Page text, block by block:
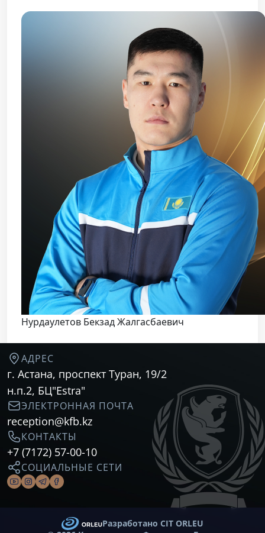
Нурдаулетов Бекзад Жалгасбаевич
АДРЕС
г. Астана, проспект Туран, 19/2
н.п.2, БЦ"Estra"
ЭЛЕКТРОННАЯ ПОЧТА
reception@kfb.kz
КОНТАКТЫ
+7 (7172) 57-00-10
CОЦИАЛЬНЫЕ СЕТИ
Разработано CIT ORLEU